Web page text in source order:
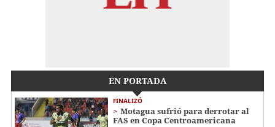
EN PORTADA
FINALIZÓ
Motagua sufrió para derrotar al
FAS en Copa Centroamericana